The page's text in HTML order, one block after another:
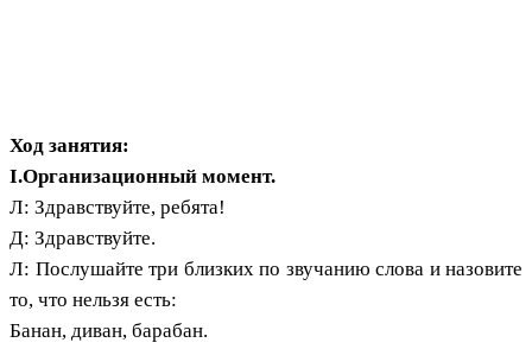
Ход занятия:
I.Организационный момент.
Л: Здравствуйте, ребята!
Д: Здравствуйте.
Л: Послушайте три близких по звучанию слова и назовите
то, что нельзя есть:
Банан, диван, барабан.